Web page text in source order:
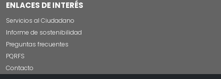
ENLACES DE INTERÉS
Servicios al Ciudadano
Informe de sostenibilidad
Preguntas frecuentes
PQRFS
Contacto